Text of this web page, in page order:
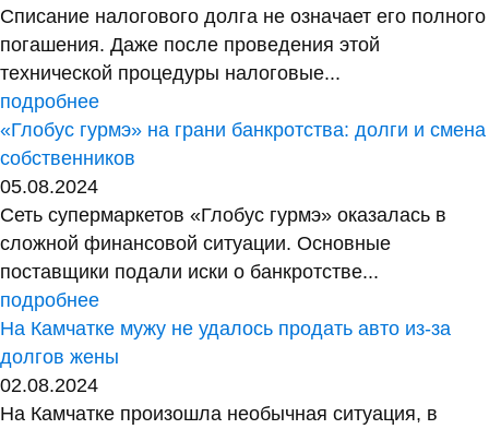
Списание налогового долга не означает его полного
погашения. Даже после проведения этой
технической процедуры налоговые...
подробнее
«Глобус гурмэ» на грани банкротства: долги и смена
собственников
05.08.2024
Сеть супермаркетов «Глобус гурмэ» оказалась в
сложной финансовой ситуации. Основные
поставщики подали иски о банкротстве...
подробнее
На Камчатке мужу не удалось продать авто из-за
долгов жены
02.08.2024
На Камчатке произошла необычная ситуация, в